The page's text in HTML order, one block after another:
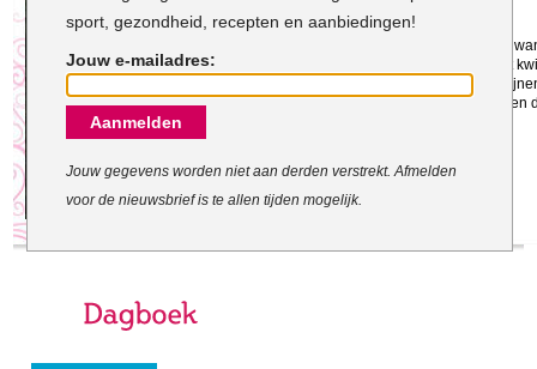
Gestart met mijn doel: 7-10-2011
Samen met jullie mijn doel bereiken
den te worden maar gewoon wat vet
sporten zou niet verkeerd zijn. Niet
voor m'n eigen gevoel. Ik wil laten zien
SERVICE
Inloggen
Contact- en adresgegevens
Levertijd, retourneren, ruilen
Algemene voorwaarden
sport, gezondheid, recepten en aanbiedingen!
Jouw e-mailadres:
Aanmelden
Jouw gegevens worden niet aan derden verstrekt. Afmelden
voor de nieuwsbrief is te allen tijden mogelijk.